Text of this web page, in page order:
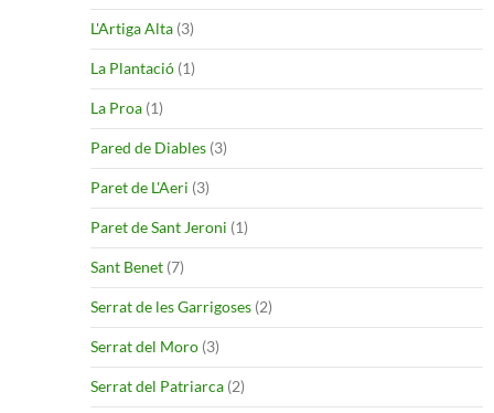
L'Artiga Alta (3)
La Plantació (1)
La Proa (1)
Pared de Diables (3)
Paret de L'Aeri (3)
Paret de Sant Jeroni (1)
Sant Benet (7)
Serrat de les Garrigoses (2)
Serrat del Moro (3)
Serrat del Patriarca (2)